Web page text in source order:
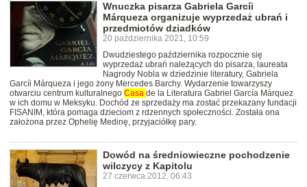
Wnuczka pisarza Gabriela Garcíi
Márqueza organizuje wyprzedaż ubrań i
przedmiotów dziadków
20 października 2021, 10:59
Dwudziestego października rozpocznie się
wyprzedaż ubrań należących do pisarza, laureata
Nagrody Nobla w dziedzinie literatury, Gabriela
Garcíi Márqueza i jego żony Mercedes Barchy. Wydarzenie towarzyszy
otwarciu centrum kulturalnego Casa de la Literatura Gabriel García Márquez
w ich domu w Meksyku. Dochód ze sprzedaży ma zostać przekazany fundacji
FISANIM, która pomaga dzieciom z rdzennych społeczności. Została ona
założona przez Ophelię Medinę, przyjaciółkę pary.
Dowód na średniowieczne pochodzenie
wilczycy z Kapitolu
27 czerwca 2012, 06:43